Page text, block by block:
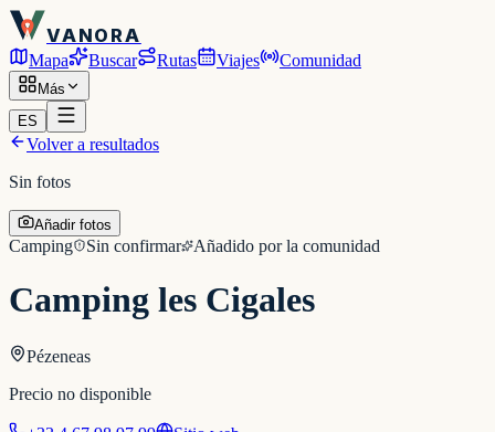
VANORA
Mapa Buscar Rutas Viajes Comunidad
Más
ES
Volver a resultados
Sin fotos
Añadir fotos
Camping Sin confirmar Añadido por la comunidad
Camping les Cigales
Pézeneas
Precio no disponible